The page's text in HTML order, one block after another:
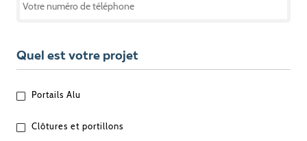
Quel est votre projet
QUEL
VOTRE
PROJET
Portails Alu
Clôtures et portillons